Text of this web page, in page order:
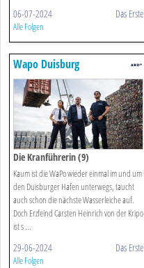
06-07-2024 Das Erste
Alle Folgen
Wapo Duisburg
Die Kranführerin (9)
Kaum ist die WaPo wieder einmal im und um
den Duisburger Hafen unterwegs, taucht
auch schon die nächste Wasserleiche auf.
Doch Erzfeind Carsten Heinrich von der Kripo
ist s ...
29-06-2024 Das Erste
Alle Folgen